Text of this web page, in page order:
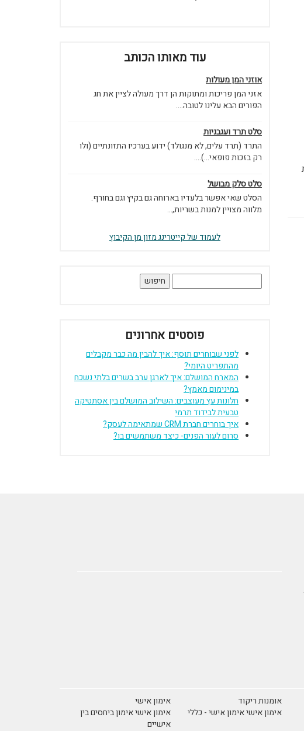
עוד מאותו הכותב
אוזני המן מעולות
אזני המן פריכות ומתוקות הן דרך מעולה לציין את חג
הפורים הבא עלינו לטובה....
סלט תרד ועגבניות
התרד (תרד עלים, לא מנגולד) ידוע בערכיו התזונתיים (ולו
רק בזכות פופאי...)....
סלט סלק מבושל
הסלט שאי אפשר בלעדיו בארוחה גם בקיץ וגם בחורף.
מלווה מצויין למנות בשריות,...
לעמוד של קייטרינג מזון מן הקיבוץ
פוסטים אחרונים
לפני שבוחרים תוסף: איך להבין מה כבר מקבלים
מהתפריט היומי?
המארח המושלם: איך לארגן ערב בשרים בלתי נשכח
במינימום מאמץ?
חלונות עץ מעוצבים: השילוב המושלם בין אסתטיקה
טבעית לבידוד תרמי
איך בוחרים חברת CRM שמתאימה לעסק?
סרום לעור הפנים- כיצד משתמשים בו?
אומנות ריקוד
אימון אישי
אימון אישי אימון אישי - כללי
אימון אישי אימון ביחסים בין
אישיים